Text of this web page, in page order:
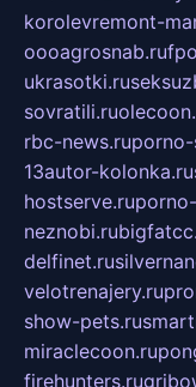
korolevremont-
oooagrosnab.ru
ukrasotki.ru
sovratili.ru
rbc-news.ru
13autor-kolonka.ru
hostserve.ru
neznobi.ru
delfinet.ru
velotrenajery.ru
show-pets.ru
miraclecoon.ru
firehunters.ru